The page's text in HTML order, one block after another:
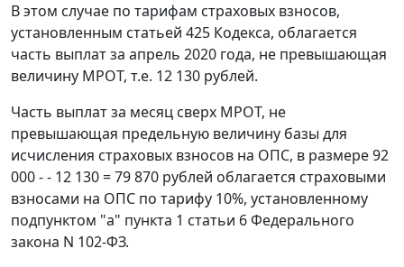
В этом случае по тарифам страховых взносов,
установленным статьей 425 Кодекса, облагается
часть выплат за апрель 2020 года, не превышающая
величину МРОТ, т.е. 12 130 рублей.
Часть выплат за месяц сверх МРОТ, не
превышающая предельную величину базы для
исчисления страховых взносов на ОПС, в размере 92
000 - - 12 130 = 79 870 рублей облагается страховыми
взносами на ОПС по тарифу 10%, установленному
подпунктом "а" пункта 1 статьи 6 Федерального
закона N 102-ФЗ.